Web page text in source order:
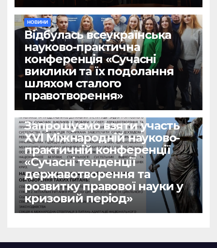
НОВИНИ
Відбулась всеукраїнська
науково-практична
конференція «Сучасні
виклики та їх подолання
шляхом сталого
правотворення»
Запрошуємо взяти участь
ХVІ Міжнародній науково-
практичній конференції
«Сучасні тенденції
державотворення та
розвитку правової науки у
кризовий період»